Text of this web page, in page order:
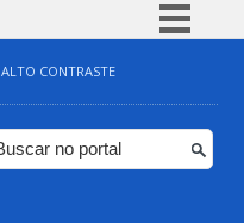
Simplifique!
Comunica BR
Participe
ALTO CONTRASTE